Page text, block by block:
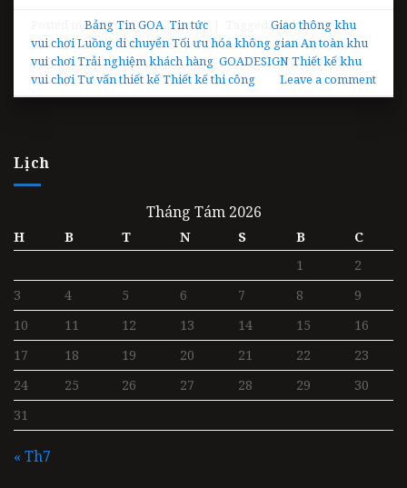
Posted inBảng Tin GOA ,Tin tức TaggedGiao thông khu
vui chơi Luồng di chuyển Tối ưu hóa không gian An toàn khu
vui chơi Trải nghiệm khách hàng ,GOADESIGN Thiết kế khu
vui chơi Tư vấn thiết kế Thiết kế thi công
Leave a comment
Lịch
Tháng Tám 2026
H B T N S B
C
1
2
3
4 5 6 7 8
9
10
11 12 13 14 15
16
17
18 19 20 21 22
23
24
25 26 27 28 29
30
31
« Th7